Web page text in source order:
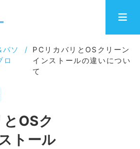
ソ
ロ
/
PCリカバリとOSクリーン
インストールの違いについ
て
OSク
トール